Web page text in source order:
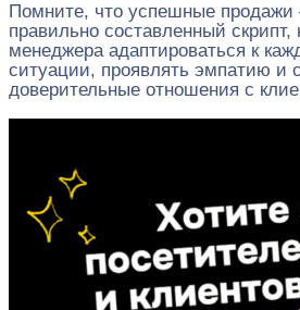
Помните, что успешные продажи
правильно составленный
менеджера адаптироваться к
ситуации, проявлять эмпатию и
доверительные отношения с